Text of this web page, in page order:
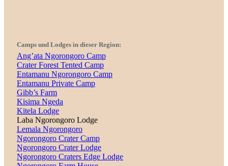
Camps und Lodges in dieser Region:
Ang’ata Ngorongoro Camp
Crater Forest Tented Camp
Entamanu Ngorongoro Camp
Entamanu Private Camp
Gibb’s Farm
Kisima Ngeda
Kitela Lodge
Laba Ngorongoro Lodge
Lemala Ngorongoro
Ngorongoro Crater Camp
Ngorongoro Crater Lodge
Ngorongoro Craters Edge Lodge